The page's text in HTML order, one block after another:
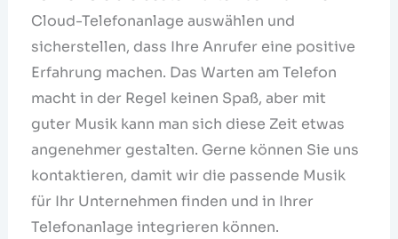
Cloud-Telefonanlage auswählen und
sicherstellen, dass Ihre Anrufer eine positive
Erfahrung machen. Das Warten am Telefon
macht in der Regel keinen Spaß, aber mit
guter Musik kann man sich diese Zeit etwas
angenehmer gestalten. Gerne können Sie uns
kontaktieren, damit wir die passende Musik
für Ihr Unternehmen finden und in Ihrer
Telefonanlage integrieren können.